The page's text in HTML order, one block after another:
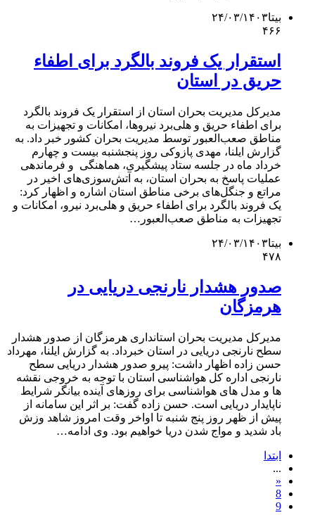
بیتا۲۴/۰۳/۱۴۰۳
۴۶۶
استقرار یک فروند بالگرد برای اطفاء
حریق در استان
مدیرکل مدیریت بحران استان از استقرار یک فروند بالگرد
برای اطفاء حریق و هلی‌برد نیروها‌، امکانات و تجهیزات به
مناطق صعب‌العبور توسط مدیریت بحران کشور خبر داد. به
گزارش ایلنا، مهدی پازوکی روز پنجشنبه بیست و چهارم
خرداد ماه در جلسه ستاد پیشگیری، هماهنگی و فرماندهی
عملیات پاسخ به بحران استان، به آتش‌سوزی‌های اخیر در
مراتع و جنگل‌های برخی مناطق استان اشاره و اظهار کرد:
یک فروند بالگرد برای اطفاء حریق و هلی‌برد نیرو، امکانات و
تجهیزات به مناطق صعب‌العبور…
بیتا۲۴/۰۳/۱۴۰۳
۴۷۸
صدور هشدار نارنجی دریایی در
هرمزگان
مدیرکل مدیریت بحران استانداری هرمزگان از صدور هشدار
سطح نارنجی دریایی در استان خبرداد. به گزارش ایلنا، مهرداد
حسن زاده اظهار داشت: پیرو صدور هشدار دریایی سطح
نارنجی اداره کل هواشناسی استان با توجه به خروجی نقشه
ها و مدل های هواشناسی برای روزهای آینده بیانگر شرایط
ناپایدار دریایی است. حسن زاده گفت: بر اثر این سامانه از
پیش از ظهر روز پنج شنبه تا اواخر وقت امروز شاهد وزش
باد شدید و مواج شدن دریا خواهیم بود. وی ادامه…
ابتدا
...
«
8
9